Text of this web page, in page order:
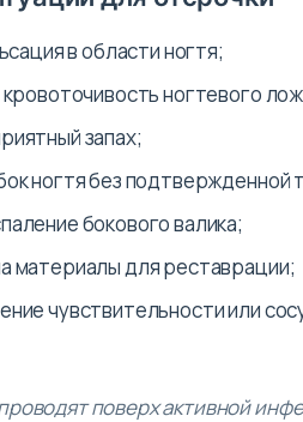
в области ногтя;
ногтевого
запах;
ногтя без подтвержденной
бокового валика;
материалы для реставрации;
чувствительности или
поверх активной